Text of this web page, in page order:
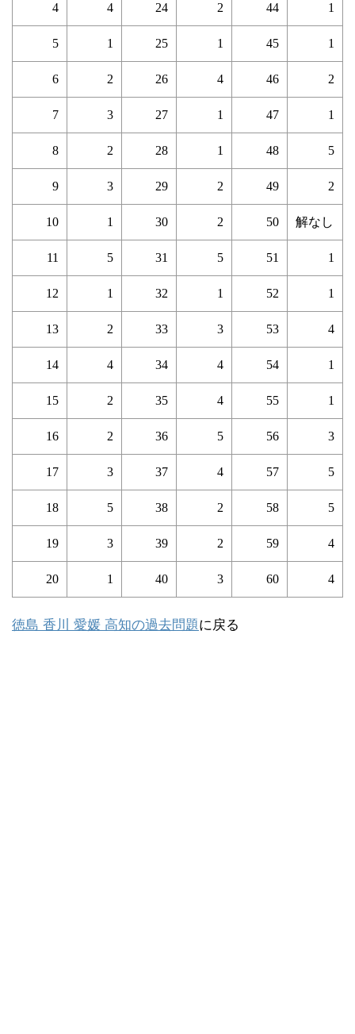
4 4 24 2 44 1
5 1 25 1 45 1
6 2 26 4 46 2
7 3 27 1 47 1
8 2 28 1 48 5
9 3 29 2 49 2
10 1 30 2 50 解なし
11 5 31 5 51 1
12 1 32 1 52 1
13 2 33 3 53 4
14 4 34 4 54 1
15 2 35 4 55 1
16 2 36 5 56 3
17 3 37 4 57 5
18 5 38 2 58 5
19 3 39 2 59 4
20 1 40 3 60 4
徳島 香川 愛媛 高知の過去問題に戻る